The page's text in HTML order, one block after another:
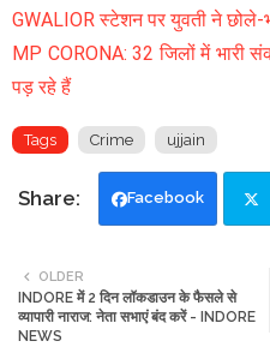
GWALIOR स्टेशन पर युवती ने छोले-
MP CORONA: 32 जिलों में भारी
पड़ रहे हैं
Tags Crime ujjain
Facebook
OLDER
INDORE में 2 दिन लॉकडाउन के फैसले से
व्यापारी नाराज: नेता सभाएं बंद करें - INDORE
NEWS